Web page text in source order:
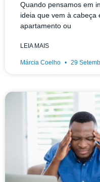
Quando pensamos em
ideia que vem à cabeça
apartamento ou
LEIA MAIS
Márcia Coelho 29